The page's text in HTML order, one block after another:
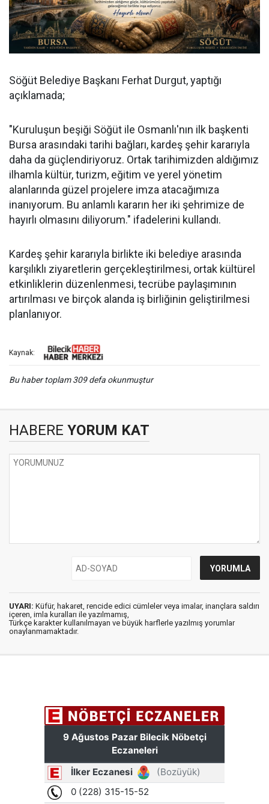
Söğüt Belediye Başkanı Ferhat Durgut, yaptığı
açıklamada;
"Kuruluşun beşiği Söğüt ile Osmanlı'nın ilk başkenti
Bursa arasındaki tarihi bağları, kardeş şehir kararıyla
daha da güçlendiriyoruz. Ortak tarihimizden aldığımız
ilhamla kültür, turizm, eğitim ve yerel yönetim
alanlarında güzel projelere imza atacağımıza
inanıyorum. Bu anlamlı kararın her iki şehrimize de
hayırlı olmasını diliyorum." ifadelerini kullandı.
Kardeş şehir kararıyla birlikte iki belediye arasında
karşılıklı ziyaretlerin gerçekleştirilmesi, ortak kültürel
etkinliklerin düzenlenmesi, tecrübe paylaşımının
artırılması ve birçok alanda iş birliğinin geliştirilmesi
planlanıyor.
Kaynak:
Bu haber toplam 309 defa okunmuştur
HABERE YORUM KAT
UYARI: Küfür, hakaret, rencide edici cümleler veya imalar, inançlara saldırı
içeren, imla kuralları ile yazılmamış,
Türkçe karakter kullanılmayan ve büyük harflerle yazılmış yorumlar
onaylanmamaktadır.